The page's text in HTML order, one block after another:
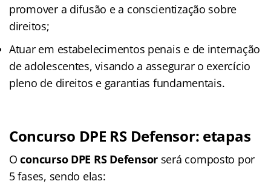
promover a difusão e a conscientização sobre
direitos;
Atuar em estabelecimentos penais e de internação
de adolescentes, visando a assegurar o exercício
pleno de direitos e garantias fundamentais.
Concurso DPE RS Defensor: etapas
Oconcurso DPE RS Defensor será composto por
5 fases, sendo elas: